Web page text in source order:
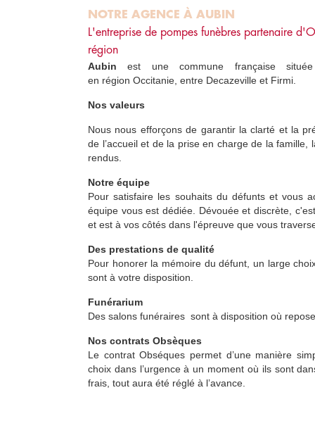
NOTRE AGENCE À AUBIN
L'entreprise de pompes funèbres partenaire d'
région
Aubin est une commune française
en région Occitanie, entre Decazeville et Firmi.
Nos valeurs
Nous nous efforçons de garantir la clarté et la
de l’accueil et de la prise en charge de la
rendus.
Notre équipe
Pour satisfaire les souhaits du défunts et vous
équipe vous est dédiée. Dévouée et discrète,
et est à vos côtés dans l'épreuve que vous
Des prestations de qualité
Pour honorer la mémoire du défunt, un large
sont à votre disposition.
Funérarium
Des salons funéraires sont à disposition où
Nos contrats Obsèques
Le contrat Obséques permet d’une manière
choix dans l’urgence à un moment où ils sont
frais, tout aura été réglé à l’avance.